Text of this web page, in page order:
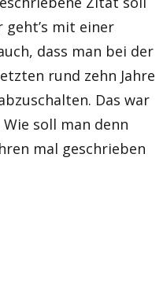
geht’s mit einer
dass man bei der
rund zehn Jahre
Das war
soll man denn
mal geschrieben